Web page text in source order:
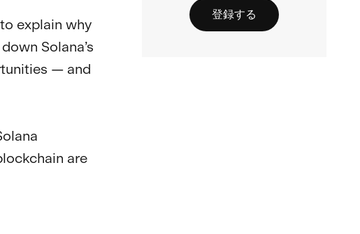
explain why
Solana’s
— and
are
登録する